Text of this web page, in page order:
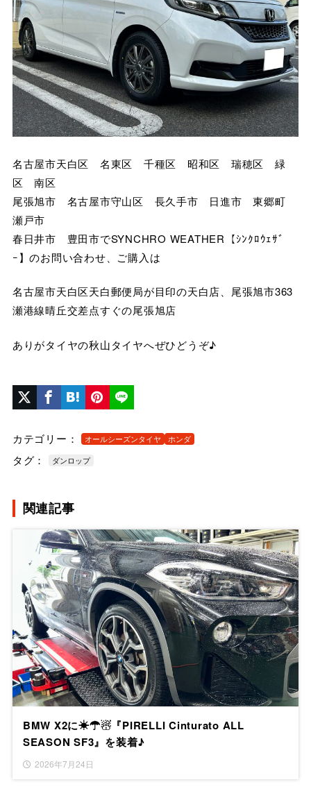
名古屋市天白区 名東区 千種区 昭和区 瑞穂区 緑
区 南区
尾張旭市 名古屋市守山区 長久手市 日進市 東郷町
瀬戸市
春日井市 豊田市でSYNCHRO WEATHER【ｼﾝｸﾛｳｪｻﾞ
ｰ】のお問い合わせ、ご購入は
名古屋市天白区天白郵便局が目印の天白店、尾張旭市363
瀬港線晴丘交差点すぐの尾張旭店
ありがタイヤの秋山タイヤへぜひどうぞ♪
カテゴリー： オールシーズンタイヤ ホンダ
タグ： ダンロップ
関連記事
BMW X2に☀☂☃『PIRELLI Cinturato ALL
SEASON SF3』を装着♪
2026年7月24日